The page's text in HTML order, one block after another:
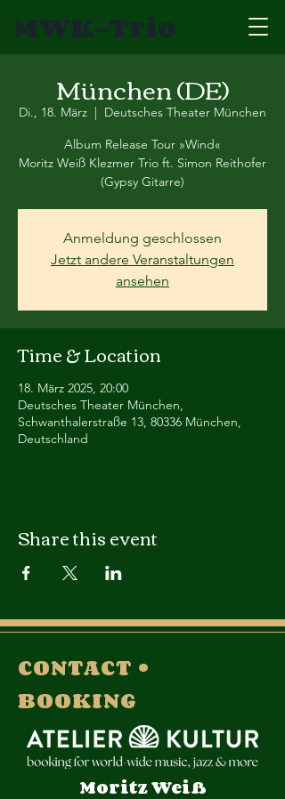
MWK-Trio
München (DE)
Di., 18. März
  |
Deutsches Theater München
Album Release Tour »Wind«
Moritz Weiß Klezmer Trio ft. Simon Reithofer
(Gypsy Gitarre)
Anmeldung geschlossen
Jetzt andere Veranstaltungen
ansehen
Time & Location
18. März 2025, 20:00
Deutsches Theater München,
Schwanthalerstraße 13, 80336 München,
Deutschland
Share this event
CONTACT •
BOOKING
Moritz Weiß